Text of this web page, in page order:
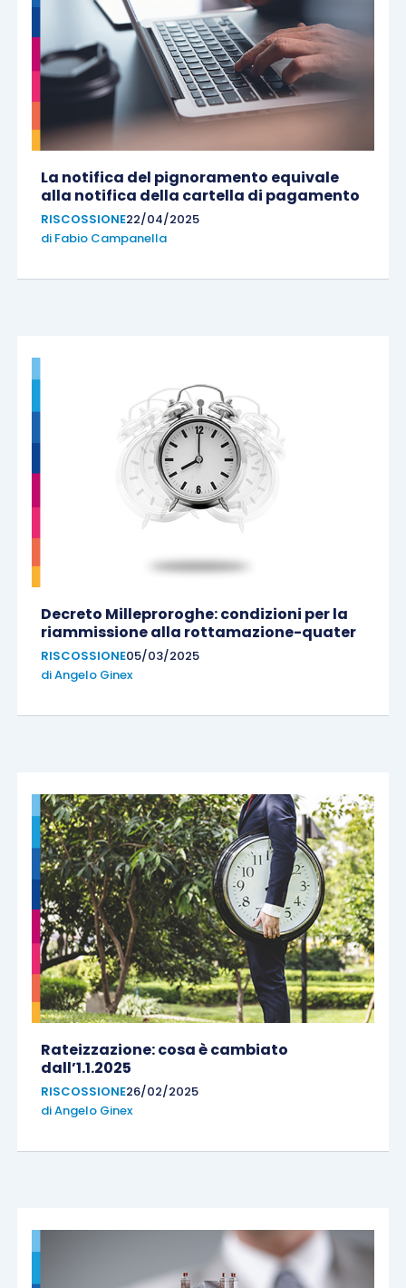
La notifica del pignoramento equivale
alla notifica della cartella di pagamento
RISCOSSIONE22/04/2025
di Fabio Campanella
Decreto Milleproroghe: condizioni per la
riammissione alla rottamazione-quater
RISCOSSIONE05/03/2025
diAngelo Ginex
Rateizzazione: cosa è cambiato
dall’1.1.2025
RISCOSSIONE26/02/2025
diAngelo Ginex